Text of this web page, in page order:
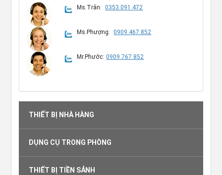
Ms.Trân: 0353.091.472
Ms.Phượng: 0909.467.852
Mr.Phước: 0909.767.852
THIẾT BỊ NHÀ HÀNG
DỤNG CỤ TRONG PHÒNG
THIẾT BỊ TIỀN SẢNH